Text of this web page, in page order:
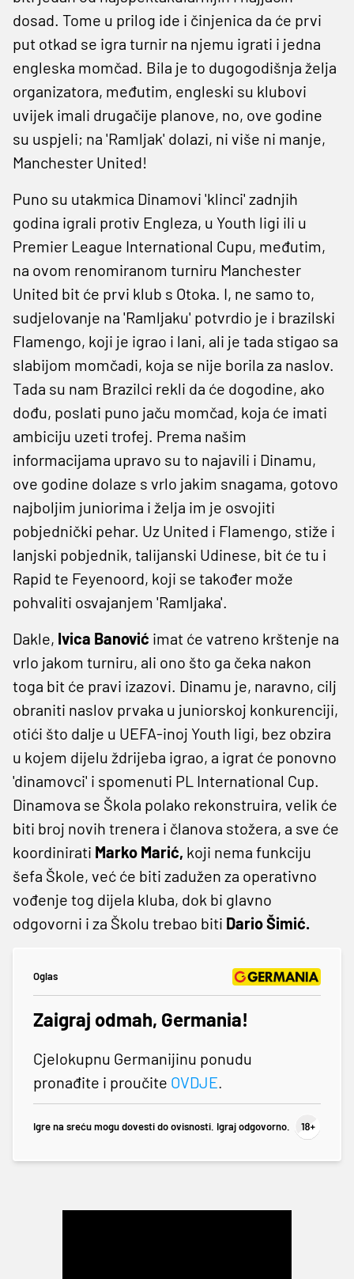
dosad. Tome u prilog ide i činjenica da će prvi
put otkad se igra turnir na njemu igrati i jedna
engleska momčad. Bila je to dugogodišnja želja
organizatora, međutim, engleski su klubovi
uvijek imali drugačije planove, no, ove godine
su uspjeli; na 'Ramljak' dolazi, ni više ni manje,
Manchester United!
Puno su utakmica Dinamovi 'klinci' zadnjih
godina igrali protiv Engleza, u Youth ligi ili u
Premier League International Cupu, međutim,
na ovom renomiranom turniru Manchester
United bit će prvi klub s Otoka. I, ne samo to,
sudjelovanje na 'Ramljaku' potvrdio je i brazilski
Flamengo, koji je igrao i lani, ali je tada stigao sa
slabijom momčadi, koja se nije borila za naslov.
Tada su nam Brazilci rekli da će dogodine, ako
dođu, poslati puno jaču momčad, koja će imati
ambiciju uzeti trofej. Prema našim
informacijama upravo su to najavili i Dinamu,
ove godine dolaze s vrlo jakim snagama, gotovo
najboljim juniorima i želja im je osvojiti
pobjednički pehar. Uz United i Flamengo, stiže i
lanjski pobjednik, talijanski Udinese, bit će tu i
Rapid te Feyenoord, koji se također može
pohvaliti osvajanjem 'Ramljaka'.
Dakle, Ivica Banović imat će vatreno krštenje na
vrlo jakom turniru, ali ono što ga čeka nakon
toga bit će pravi izazovi. Dinamu je, naravno, cilj
obraniti naslov prvaka u juniorskoj konkurenciji,
otići što dalje u UEFA-inoj Youth ligi, bez obzira
u kojem dijelu ždrijeba igrao, a igrat će ponovno
'dinamovci' i spomenuti PL International Cup.
Dinamova se Škola polako rekonstruira, velik će
biti broj novih trenera i članova stožera, a sve će
koordinirati Marko Marić, koji nema funkciju
šefa Škole, već će biti zadužen za operativno
vođenje tog dijela kluba, dok bi glavno
odgovorni i za Školu trebao biti Dario Šimić.
Oglas
Zaigraj odmah, Germania!
Cjelokupnu Germanijinu ponudu
pronađite i proučite OVDJE.
Igre na sreću mogu dovesti do ovisnosti. Igraj odgovorno.